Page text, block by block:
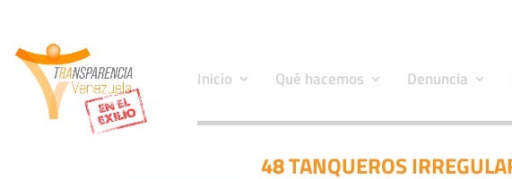
Inicio Qué hacemos Denuncia
48 TANQUEROS